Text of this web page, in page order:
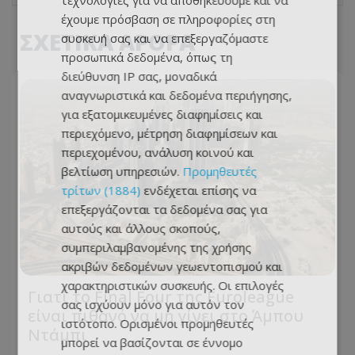
ΣΧΕΤΙΚΑ ΑΡΘΡΑ
Γιατί το Final Four της Euroleague
είναι πιθανό να μη γίνει στο Άμπου
Ντάμπι
έχουμε πρόσβαση σε πληροφορίες στη
συσκευή σας και να επεξεργαζόμαστε
προσωπικά δεδομένα, όπως τη
διεύθυνση IP σας, μοναδικά
αναγνωριστικά και δεδομένα περιήγησης,
για εξατομικευμένες διαφημίσεις και
περιεχόμενο, μέτρηση διαφημίσεων και
περιεχομένου, ανάλυση κοινού και
βελτίωση υπηρεσιών. Προμηθευτές
τρίτων (1884) ενδέχεται επίσης να
επεξεργάζονται τα δεδομένα σας για
αυτούς και άλλους σκοπούς,
συμπεριλαμβανομένης της χρήσης
ακριβών δεδομένων γεωεντοπισμού και
χαρακτηριστικών συσκευής. Οι επιλογές
σας ισχύουν μόνο για αυτόν τον
ιστότοπο. Ορισμένοι προμηθευτές
μπορεί να βασίζονται σε έννομο